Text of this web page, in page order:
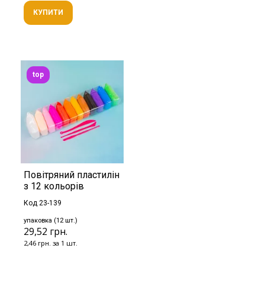
КУПИТИ
Повітряний пластилін
з 12 кольорів
Код 23-139
упаковка (12 шт.)
29,52 грн.
2,46 грн. за 1 шт.
top